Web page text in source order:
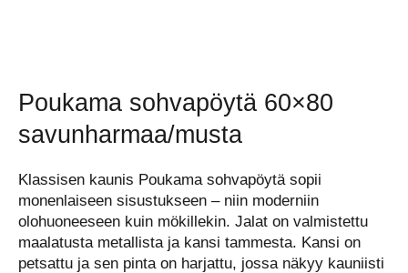
Poukama sohvapöytä 60×80
savunharmaa/musta
Klassisen kaunis Poukama sohvapöytä sopii
monenlaiseen sisustukseen – niin moderniin
olohuoneeseen kuin mökillekin. Jalat on valmistettu
maalatusta metallista ja kansi tammesta. Kansi on
petsattu ja sen pinta on harjattu, jossa näkyy kauniisti